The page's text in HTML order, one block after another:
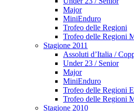
Major
MiniEnduro
Trofeo delle Regioni
Trofeo delle Regioni
Stagione 2011
Assoluti d’Italia /
Under 23 / Senior
Major
MiniEnduro
Trofeo delle Regioni
Trofeo delle Regioni
Stagione 2010